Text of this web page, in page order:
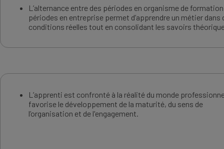
L’alternance entre des périodes en organisme de
périodes en entreprise permet d’apprendre un métier dans
conditions réelles tout en consolidant les savoirs
L’apprenti est confronté à la réalité du monde
favorise le développement de la maturité, du sens de
l’organisation et de l'engagement.